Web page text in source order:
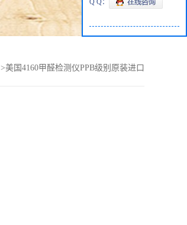
>美国4160甲醛检测仪PPB级别原装进口
Q Q：